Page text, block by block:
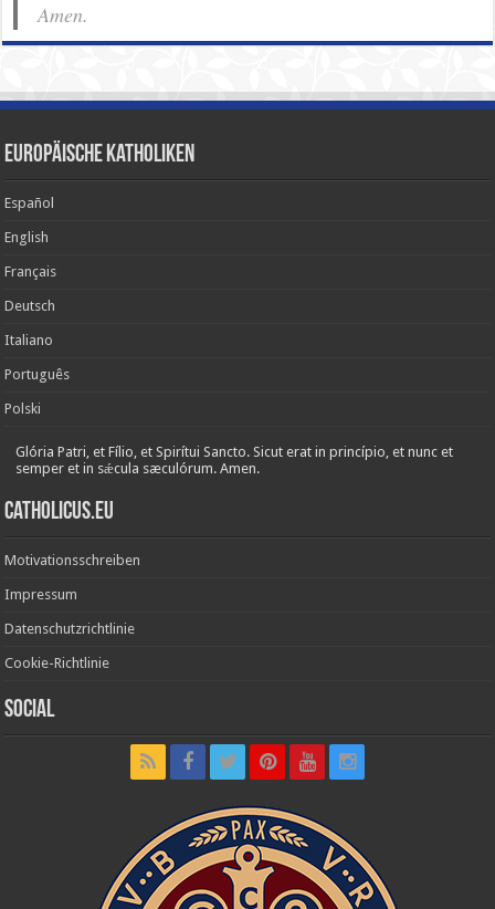
Amen.
Europäische Katholiken
Español
English
Français
Deutsch
Italiano
Português
Polski
Glória Patri, et Fílio, et Spirítui Sancto. Sicut erat in princípio, et nunc et
semper et in sǽcula sæculórum. Amen.
Catholicus.eu
Motivationsschreiben
Impressum
Datenschutzrichtlinie
Cookie-Richtlinie
Social